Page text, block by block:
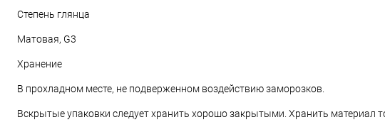
Степень глянца
Матовая, G3
Хранение
В прохладном месте, не подверженном воздействию заморозков.
Вскрытые упаковки следует хранить хорошо закрытыми. Хранить материал